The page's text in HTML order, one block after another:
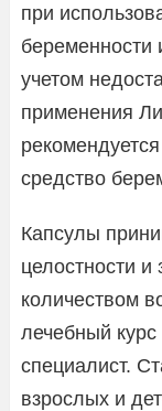
при
беременности
учетом
применения
средство
Капсулы
целостности
количеством
лечебный
специалист.
взрослых и